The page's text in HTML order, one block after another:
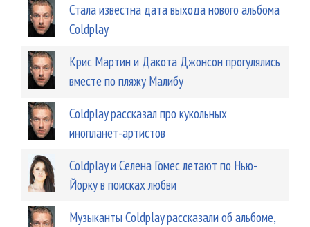
Стала известна дата выхода нового альбома
Coldplay
Крис Мартин и Дакота Джонсон прогулялись
вместе по пляжу Малибу
Coldplay рассказал про кукольных
инопланет-артистов
Coldplay и Селена Гомес летают по Нью-
Йорку в поисках любви
Музыканты Coldplay рассказали об альбоме,